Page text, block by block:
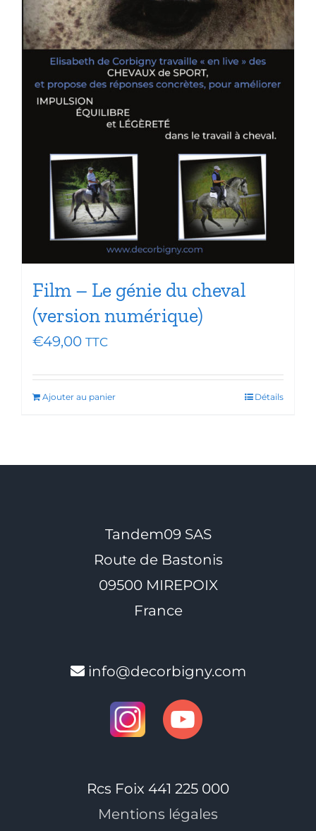
Film – Le génie du cheval
(version numérique)
€49,00 TTC
Ajouter au panier Détails
Tandem09 SAS
Route de Bastonis
09500 MIREPOIX
France
info@decorbigny.com
Rcs Foix 441 225 000
Mentions légales